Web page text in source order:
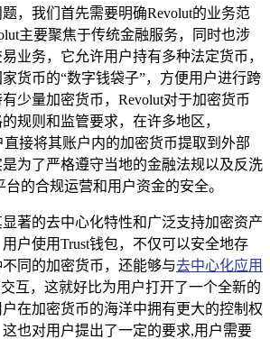
，我们首先需要明确Revolut的业务范
主要聚焦于传统金融服务，同时也涉
业务，它允许用户持有多种法定货币，
货币的“数字钱袋子”，方便用户进行跨
少量加密货币，Revolut对于加密货币
规则和监管要求，在许多地区，
直接将其账户内的加密货币提取到外部
为了严格遵守当地的金融法规以及反洗
的合规运营和用户资金的安全。
显著的去中心化特性和广泛支持加密资产
户使用Trust钱包，不仅可以安全地存
同的加密货币，还能够与去中心化应用
交互，这就好比为用户打开了一个全新的
在加密货币的海洋中拥有更大的控制权
也对用户提出了一定的要求,用户需要